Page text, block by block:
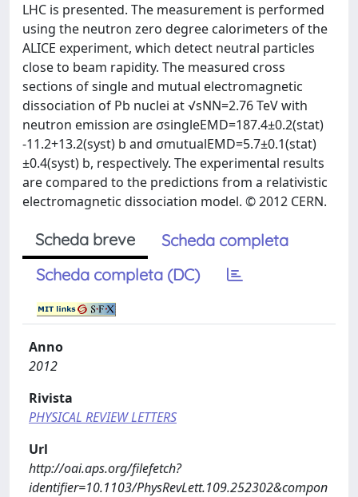
LHC is presented. The measurement is performed
using the neutron zero degree calorimeters of the
ALICE experiment, which detect neutral particles
close to beam rapidity. The measured cross
sections of single and mutual electromagnetic
dissociation of Pb nuclei at √sNN=2.76 TeV with
neutron emission are σsingleEMD=187.4±0.2(stat)
-11.2+13.2(syst) b and σmutualEMD=5.7±0.1(stat)
±0.4(syst) b, respectively. The experimental results
are compared to the predictions from a relativistic
electromagnetic dissociation model. © 2012 CERN.
Scheda breve
Scheda completa
Scheda completa (DC)
Anno
2012
Rivista
PHYSICAL REVIEW LETTERS
Url
http://oai.aps.org/filefetch?
identifier=10.1103/PhysRevLett.109.252302&compon